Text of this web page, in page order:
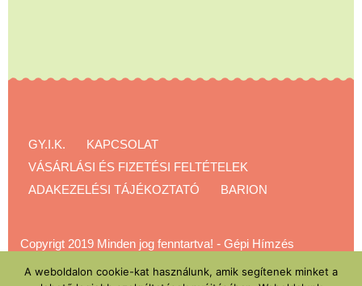
GY.I.K.
KAPCSOLAT
VÁSÁRLÁSI ÉS FIZETÉSI FELTÉTELEK
ADAKEZELÉSI TÁJÉKOZTATÓ
BARION
Copyrigt 2019 Minden jog fenntartva! - Gépi Hímzés
A weboldalon cookie-kat használunk, amik segítenek minket a